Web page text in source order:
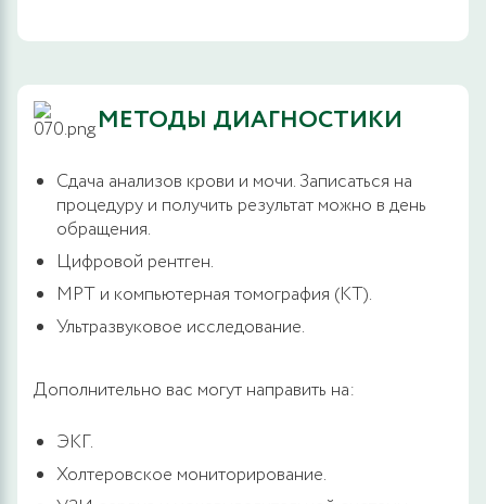
МЕТОДЫ ДИАГНОСТИКИ
Сдача анализов крови и мочи. Записаться на
процедуру и получить результат можно в день
обращения.
Цифровой рентген.
МРТ и компьютерная томография (КТ).
Ультразвуковое исследование.
Дополнительно вас могут направить на:
ЭКГ.
Холтеровское мониторирование.